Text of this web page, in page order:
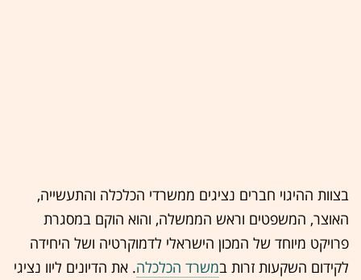
בצוות ההיגוי חברים נציגים ממשרדי הכלכלה והתעשייה,
האוצר, המשפטים וראש הממשלה, והוא הוקם במסגרת
פרויקט מיוחד של המכון הישראלי לדמוקרטיה ושל היחידה
לקידום השקעות זרות במשרד הכלכלה. את הדיונים ליוו נציגי